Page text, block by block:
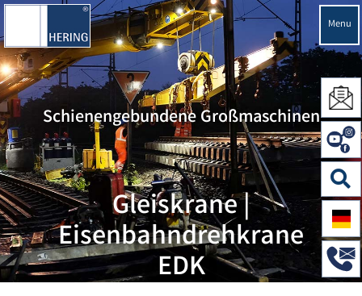
Menu
Schienengebundene Großmaschinen
Gleiskrane |
Eisenbahndrehkrane
EDK